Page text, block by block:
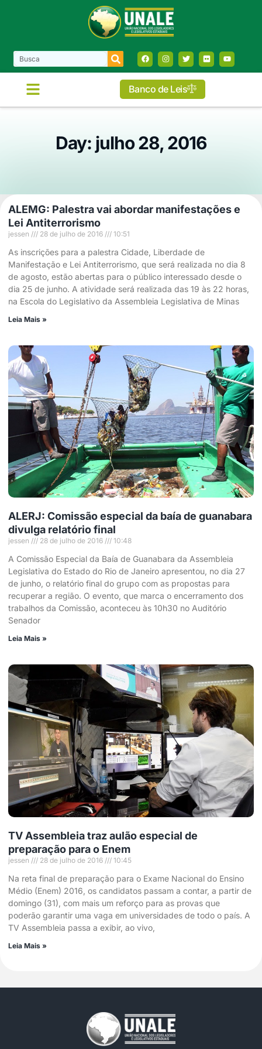
Banco de Leis
Day: julho 28, 2016
ALEMG: Palestra vai abordar manifestações e
Lei Antiterrorismo
jessen 28 de julho de 2016 10:51
As inscrições para a palestra Cidade, Liberdade de
Manifestação e Lei Antiterrorismo, que será realizada no dia 8
de agosto, estão abertas para o público interessado desde o
dia 25 de junho. A atividade será realizada das 19 às 22 horas,
na Escola do Legislativo da Assembleia Legislativa de Minas
Leia Mais »
ALERJ: Comissão especial da baía de guanabara
divulga relatório final
jessen 28 de julho de 2016 10:48
A Comissão Especial da Baía de Guanabara da Assembleia
Legislativa do Estado do Rio de Janeiro apresentou, no dia 27
de junho, o relatório final do grupo com as propostas para
recuperar a região. O evento, que marca o encerramento dos
trabalhos da Comissão, aconteceu às 10h30 no Auditório
Senador
Leia Mais »
TV Assembleia traz aulão especial de
preparação para o Enem
jessen 28 de julho de 2016 10:45
Na reta final de preparação para o Exame Nacional do Ensino
Médio (Enem) 2016, os candidatos passam a contar, a partir de
domingo (31), com mais um reforço para as provas que
poderão garantir uma vaga em universidades de todo o país. A
TV Assembleia passa a exibir, ao vivo,
Leia Mais »